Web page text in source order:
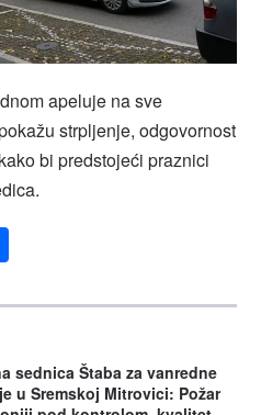
sednica Štaba za vanredne
u Sremskoj Mitrovici: Požar
apeluje na sve
strpljenje, odgovornost
bi predstojeći praznici